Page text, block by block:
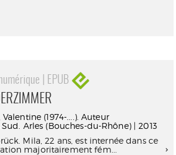
| EPUB
Valentine (1974-....). Auteur
Arles (Bouches-du-Rhône) | 2013
Mila, 22 ans, est internée dans ce
majoritairement fém...